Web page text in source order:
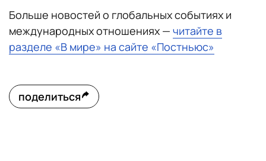
Больше новостей о глобальных событиях и
международных отношениях — читайте в
разделе «В мире» на сайте «Постньюс»
поделиться